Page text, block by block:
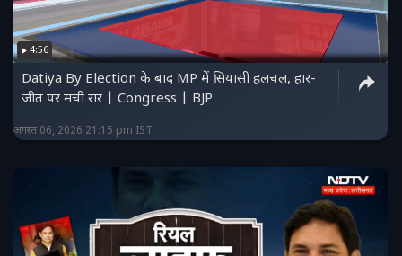
4:56
Datiya By Election के बाद MP में सियासी हलचल, हार-
जीत पर मची रार | Congress | BJP
अगस्त 06, 2026 21:15 pm IST